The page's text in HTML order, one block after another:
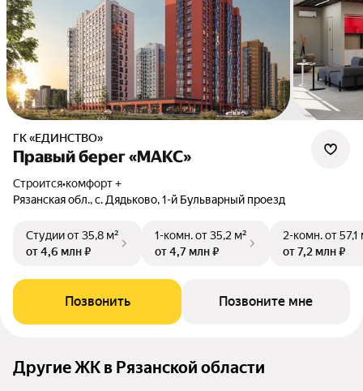
ГК «ЕДИНСТВО»
Правый берег «МАКС»
Строится•комфорт +
Рязанская обл., с. Дядьково, 1-й Бульварный проезд
Студииот 35,8 м²
от 4,6 млн ₽
1-комн.от 35,2 м²
от 4,7 млн ₽
2-комн.от 57,1
от 7,2 млн ₽
Позвонить Позвоните мне
Другие ЖК в Рязанской области